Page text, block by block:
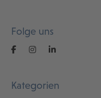
Folge uns
Kategorien